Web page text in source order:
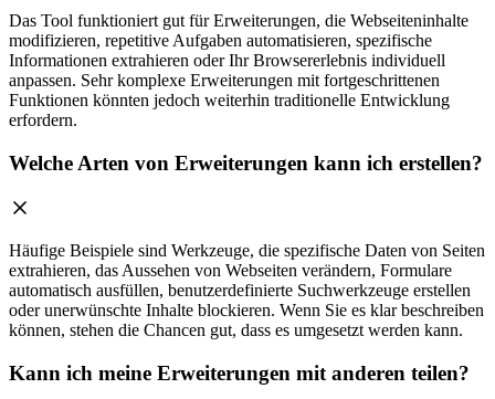
Das Tool funktioniert gut für Erweiterungen, die Webseiteninhalte
modifizieren, repetitive Aufgaben automatisieren, spezifische
Informationen extrahieren oder Ihr Browsererlebnis individuell
anpassen. Sehr komplexe Erweiterungen mit fortgeschrittenen
Funktionen könnten jedoch weiterhin traditionelle Entwicklung
erfordern.
Welche Arten von Erweiterungen kann ich erstellen?
Häufige Beispiele sind Werkzeuge, die spezifische Daten von Seiten
extrahieren, das Aussehen von Webseiten verändern, Formulare
automatisch ausfüllen, benutzerdefinierte Suchwerkzeuge erstellen
oder unerwünschte Inhalte blockieren. Wenn Sie es klar beschreiben
können, stehen die Chancen gut, dass es umgesetzt werden kann.
Kann ich meine Erweiterungen mit anderen teilen?